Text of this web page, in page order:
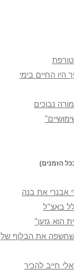
היו החיים בימי
נבוכים
הזמנים)
אבנרי את בנה
באצ"ל
הוא גזען"
שחשפה את הבלוף של
חייב להכיר